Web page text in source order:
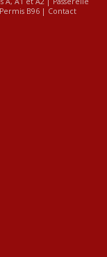
Permis B96| Contact